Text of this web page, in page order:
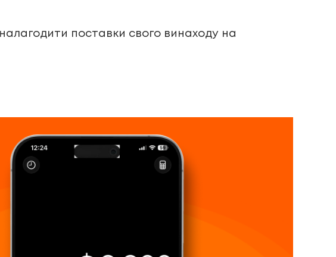
поставки свого винаходу на